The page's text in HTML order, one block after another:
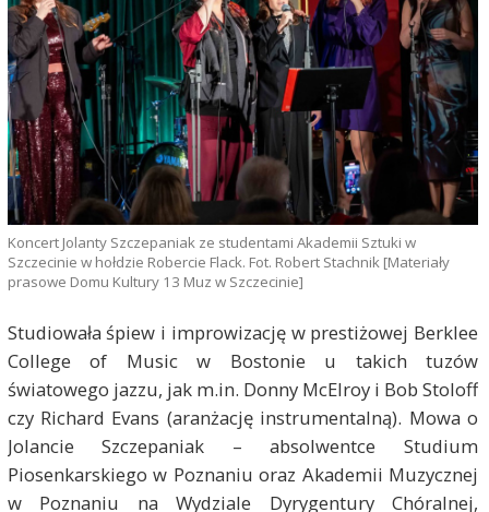
Koncert Jolanty Szczepaniak ze studentami Akademii Sztuki w
Szczecinie w hołdzie Robercie Flack. Fot. Robert Stachnik [Materiały
prasowe Domu Kultury 13 Muz w Szczecinie]
Studiowała śpiew i improwizację w prestiżowej Berklee
College of Music w Bostonie u takich tuzów
światowego jazzu, jak m.in. Donny McElroy i Bob Stoloff
czy Richard Evans (aranżację instrumentalną). Mowa o
Jolancie Szczepaniak – absolwentce Studium
Piosenkarskiego w Poznaniu oraz Akademii Muzycznej
w Poznaniu na Wydziale Dyrygentury Chóralnej,